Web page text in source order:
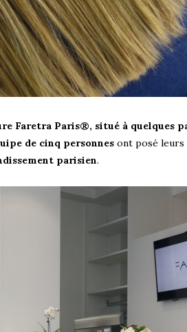
Faretra Paris®, situé à quelques
de cinq personnes ont posé leurs
parisien.